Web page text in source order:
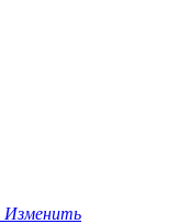
Изменить